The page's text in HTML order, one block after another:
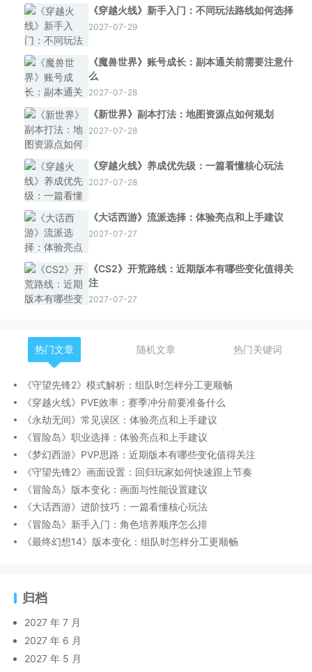
《穿越火线》新手入门：不同玩法路线如何选择
2027-07-29
《魔兽世界》账号成长：副本通关前需要注意什
么
2027-07-28
《新世界》副本打法：地图资源点如何规划
2027-07-28
《穿越火线》养成优先级：一篇看懂核心玩法
2027-07-28
《大话西游》流派选择：体验亮点和上手建议
2027-07-27
《CS2》开荒路线：近期版本有哪些变化值得关
注
2027-07-27
热门文章 随机文章 热门关键词
《守望先锋2》模式解析：组队时怎样分工更顺畅
《穿越火线》PVE效率：赛季冲分前要准备什么
《永劫无间》常见误区：体验亮点和上手建议
《冒险岛》职业选择：体验亮点和上手建议
《梦幻西游》PVP思路：近期版本有哪些变化值得关注
《守望先锋2》画面设置：回归玩家如何快速跟上节奏
《冒险岛》版本变化：画面与性能设置建议
《大话西游》进阶技巧：一篇看懂核心玩法
《冒险岛》新手入门：角色培养顺序怎么排
《最终幻想14》版本变化：组队时怎样分工更顺畅
归档
2027 年 7 月
2027 年 6 月
2027 年 5 月